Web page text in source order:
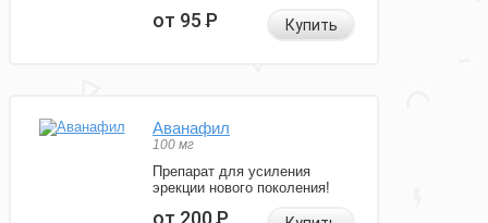
от 95Р Купить
Аванафил
100 мг
Препарат для усиления
эрекции нового поколения!